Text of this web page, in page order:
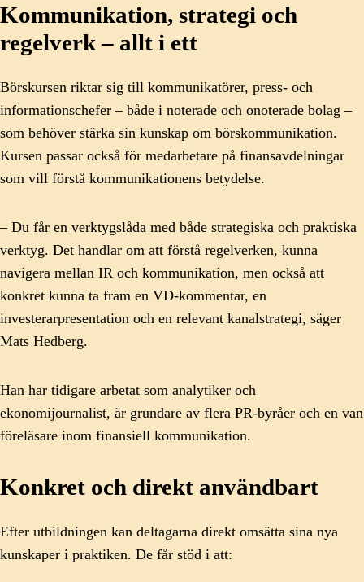
Kommunikation, strategi och
regelverk – allt i ett
Börskursen riktar sig till kommunikatörer, press- och
informationschefer – både i noterade och onoterade bolag –
som behöver stärka sin kunskap om börskommunikation.
Kursen passar också för medarbetare på finansavdelningar
som vill förstå kommunikationens betydelse.
– Du får en verktygslåda med både strategiska och praktiska
verktyg. Det handlar om att förstå regelverken, kunna
navigera mellan IR och kommunikation, men också att
konkret kunna ta fram en VD-kommentar, en
investerarpresentation och en relevant kanalstrategi, säger
Mats Hedberg.
Han har tidigare arbetat som analytiker och
ekonomijournalist, är grundare av flera PR-byråer och en van
föreläsare inom finansiell kommunikation.
Konkret och direkt användbart
Efter utbildningen kan deltagarna direkt omsätta sina nya
kunskaper i praktiken. De får stöd i att: